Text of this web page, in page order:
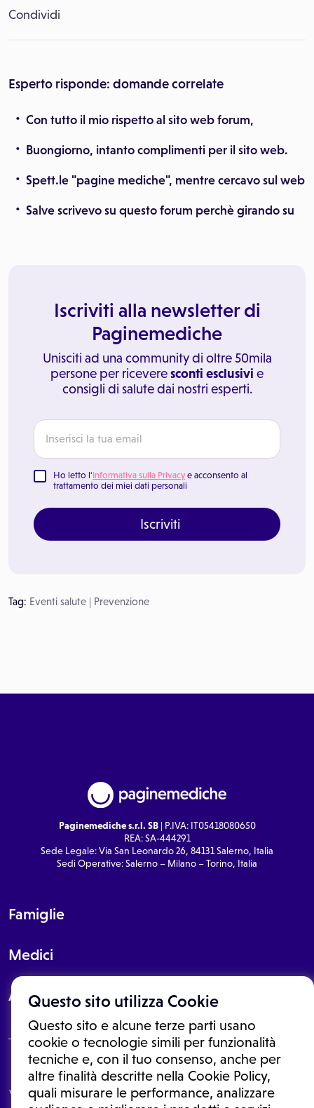
Questo sito utilizza Cookie
Questo sito e alcune terze parti usano
cookie o tecnologie simili per funzionalità
tecniche e, con il tuo consenso, anche per
altre finalità descritte nella Cookie Policy,
quali misurare le performance, analizzare
Condividi
Esperto risponde: domande correlate
Con tutto il mio rispetto al sito web forum,
Buongiorno, intanto complimenti per il sito web.
Spett.le "pagine mediche", mentre cercavo sul web
Salve scrivevo su questo forum perchè girando su
Iscriviti alla newsletter di
Paginemediche
Unisciti ad una community di oltre 50mila
persone per riceveresconti esclusivi e
consigli di salute dai nostri esperti.
Ho letto l'Informativa sulla Privacy e acconsento al
trattamento dei miei dati personali
Iscriviti
Tag: Eventi salute | Prevenzione
Paginemediche s.r.l. SB| P.IVA: IT05418080650
REA: SA-444291
Sede Legale: Via San Leonardo 26, 84131 Salerno, Italia
Sedi Operative: Salerno – Milano – Torino, Italia
Famiglie
Medici
About
Le informazioni proposte in questo sito non sono un consulto medico.
In nessun caso, queste informazioni sostituiscono un consulto, una
visita o una diagnosi formulata dal medico. Non si devono considerare
le informazioni disponibili come suggerimenti per la formulazione di